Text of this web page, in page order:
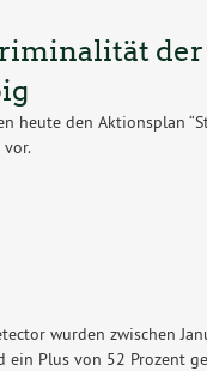
der
heute den Aktionsplan
wurden zwischen
Plus von 52 Prozent